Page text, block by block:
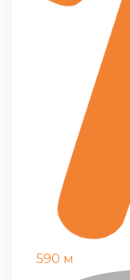
590 м